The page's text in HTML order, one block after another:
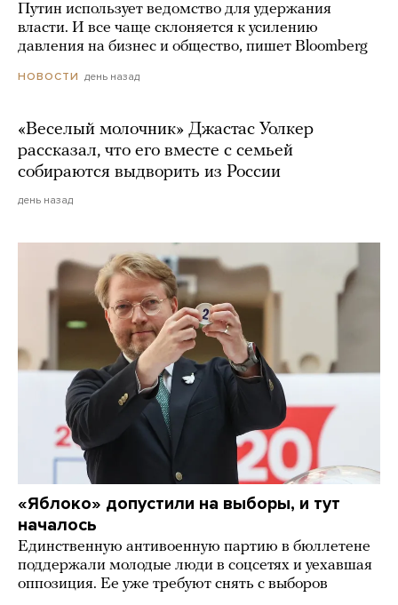
Путин использует ведомство для удержания
власти. И все чаще склоняется к усилению
давления на бизнес и общество, пишет Bloomberg
НОВОСТИ день назад
«Веселый молочник» Джастас Уолкер
рассказал, что его вместе с семьей
собираются выдворить из России
день назад
«Яблоко» допустили на выборы, и тут
началось
Единственную антивоенную партию в бюллетене
поддержали молодые люди в соцсетях и уехавшая
оппозиция. Ее уже требуют снять с выборов